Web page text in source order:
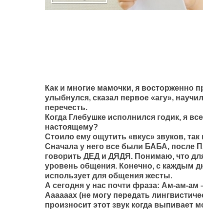
Как и многие мамочки, я
улыбнулся, сказал первое «агу»,
перечесть.
Когда Глебушке исполнился годик, я
настоящему?
Стоило ему ощутить «вкус» звуков,
Сначала у него все были БАБА, после
говорить ДЕД и ДЯДЯ. Понимаю, что
уровень общения. Конечно, с каждым
использует для общения жесты.
А сегодня у нас почти фраза: Ам-ам-ам
Аааааах (не могу передать
произносит этот звук когда выпивает